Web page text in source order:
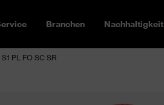
Branchen Nachhaltigkeit
PL FO SC SR